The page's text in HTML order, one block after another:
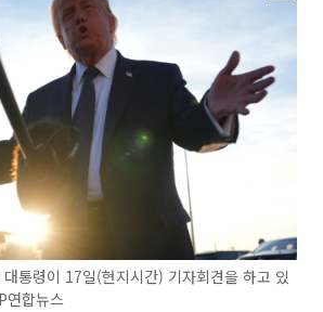
통령이 17일(현지시간) 기자회견을 하고 있
연합뉴스